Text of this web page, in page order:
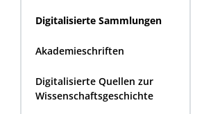
Digitalisierte Sammlungen
Akademieschriften
Digitalisierte Quellen zur
Wissenschaftsgeschichte